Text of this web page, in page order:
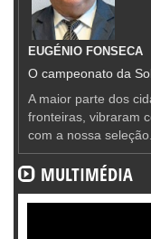
EUGÉNIO FONSECA
O campeonato da
A maior parte dos
fronteiras, vibraram
com a nossa seleção.
MULTIMÉDIA